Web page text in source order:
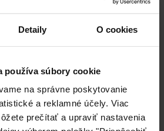
Detaily O cookies
používa súbory cookie
na správne poskytovanie
a reklamné účely. Viac
prečítať a upraviť nastavenia
taštičiek a získajte 30
automaticky započítava v košíku.